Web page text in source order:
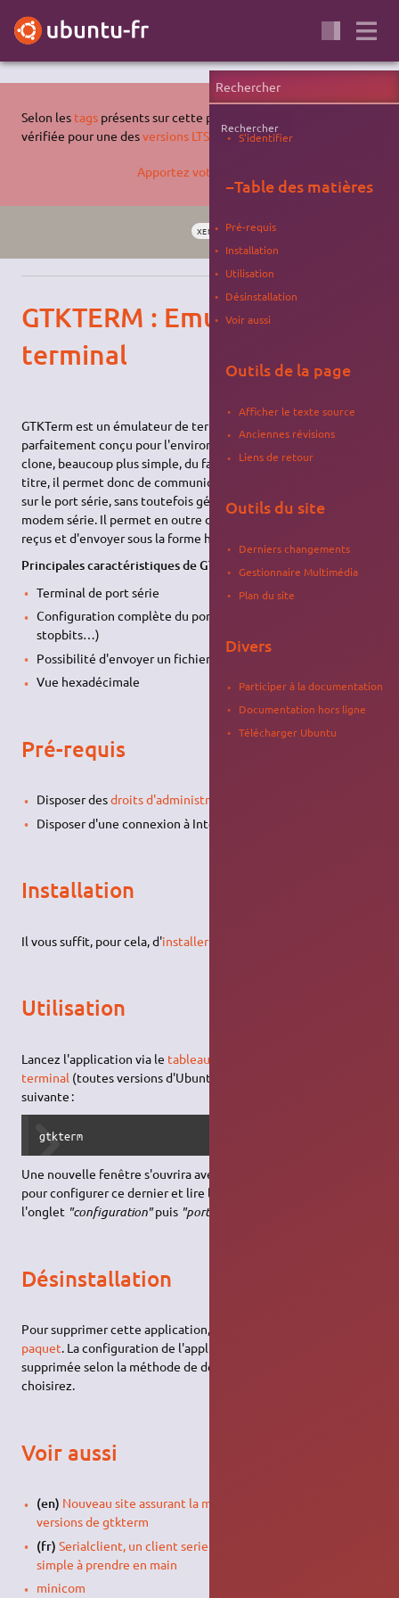
Selon les tags présents sur cette page, celle-ci n'a pas été
vérifiée pour une desversions LTS supportées d'Ubuntu
Apportez votre aide…
XENIAL SYSTÈME
GTKTERM : Emulateur de
terminal
GTKTerm est un émulateur de terminal écrit avec GTK+, donc
parfaitement conçu pour l'environnement Gnome. Il est un
clone, beaucoup plus simple, du fameux Hyperterminal. À ce
titre, il permet donc de communiquer avec tout périphérique
sur le port série, sans toutefois gérer tous les protocoles
modem série. Il permet en outre de visualiser les caractères
reçus et d'envoyer sous la forme hexadécimale.
Principales caractéristiques de GTKTERM :
Terminal de port série
Configuration complète du port série (vitesse, parité,
stopbits…)
Possibilité d'envoyer un fichier complet (brut)
Vue hexadécimale
Pré-requis
Disposer desdroits d'administration
Disposer d'une connexion à Internet configurée et activée ;
Installation
Il vous suffit, pour cela, d'installer les paquets
Utilisation
Lancez l'application via le tableau de bord
terminal (toutes versions d'Ubuntu) avec la
suivante :
gtkterm
Une nouvelle fenêtre s'ouvrira avec le terminal de port série,
pour configurer ce dernier et lire le port correct, cliquez sur
l'onglet "configuration"puis "port"
Désinstallation
Pour supprimer cette application, il suffit de
paquet. La configuration de l'application sera conservée ou
supprimée selon la méthode de désinstallation que vous
choisirez.
Voir aussi
(en) Nouveau site assurant la maintenance des nouvelles
versions de gtkterm
(fr) Serialclient, un client serie en ligne de commande
simple à prendre en main
minicom
Rechercher
S'identifier
−Table des matières
Pré-requis
Installation
Utilisation
Désinstallation
Voir aussi
Outils de la page
Afficher le texte source
Anciennes révisions
Liens de retour
Outils du site
Derniers changements
Gestionnaire Multimédia
Plan du site
Divers
Participer à la documentation
Documentation hors ligne
Télécharger Ubuntu